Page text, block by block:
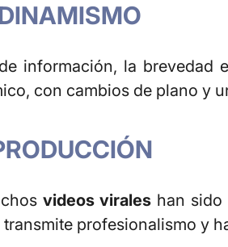
información, la brevedad
con cambios de plano y
videos virales han sido
profesionalismo y